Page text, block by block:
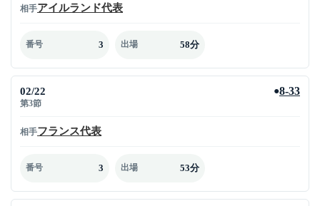
相手アイルランド代表
番号 3 出場 58分
02/22
第3節
●8-33
相手フランス代表
番号 3 出場 53分